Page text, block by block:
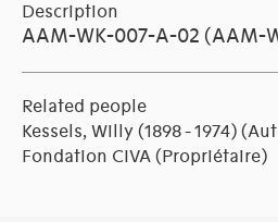
Description
AAM-WK-007-A-02 (AAM-
Related people
Kessels, Willy (1898 - 1974)
Fondation CIVA (Propriétaire)